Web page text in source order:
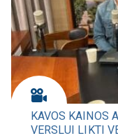
KAVOS KAINOS
VERSLUI LIKTI